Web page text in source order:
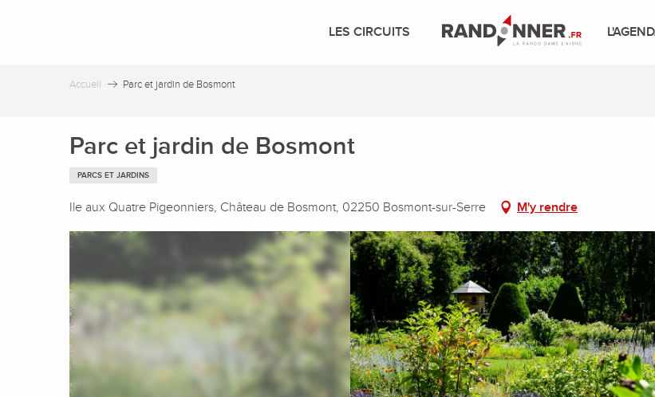
LES CIRCUITS
Accueil Parc et jardin de Bosmont
Parc et jardin de Bosmont
PARCS ET JARDINS
Ile aux Quatre Pigeonniers, Château de Bosmont, 02250 Bosmont-sur-Serre M'y rendre